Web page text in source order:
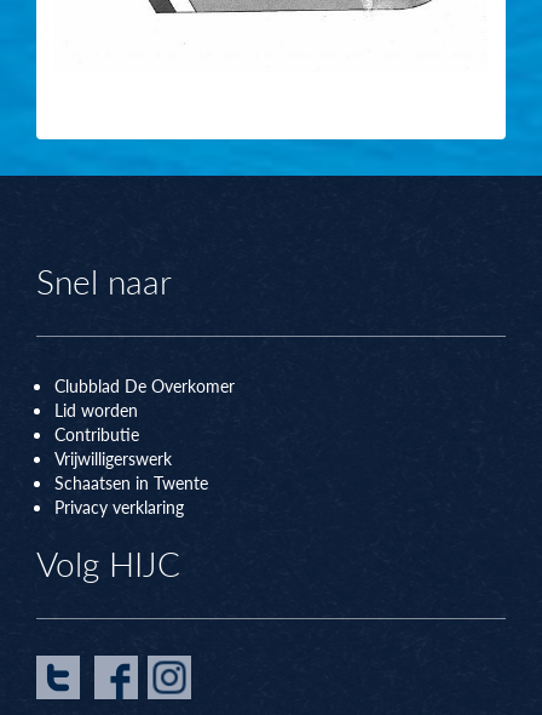
Snel naar
Clubblad De Overkomer
Lid worden
Contributie
Vrijwilligerswerk
Schaatsen in Twente
Privacy verklaring
Volg HIJC